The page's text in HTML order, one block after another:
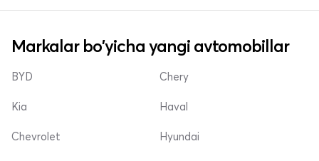
Markalar bo'yicha yangi avtomobillar
BYD
Kia
Chevrolet
Chery
Haval
Hyundai